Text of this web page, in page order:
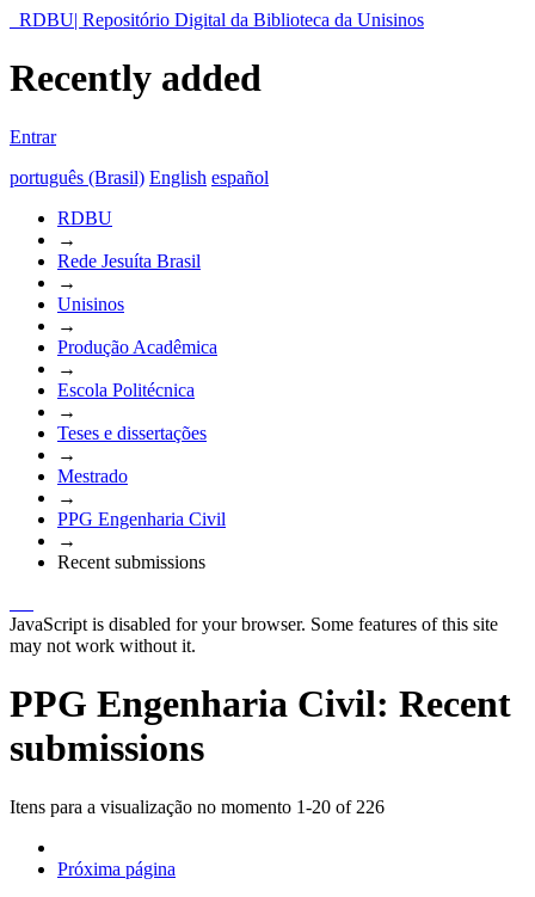
RDBU| Repositório Digital da Biblioteca da Unisinos
Recently added
Entrar
português (Brasil) English español
RDBU
→
Rede Jesuíta Brasil
→
Unisinos
→
Produção Acadêmica
→
Escola Politécnica
→
Teses e dissertações
→
Mestrado
→
PPG Engenharia Civil
→
Recent submissions
JavaScript is disabled for your browser. Some features of this site
may not work without it.
PPG Engenharia Civil: Recent
submissions
Itens para a visualização no momento 1-20 of 226
Próxima página